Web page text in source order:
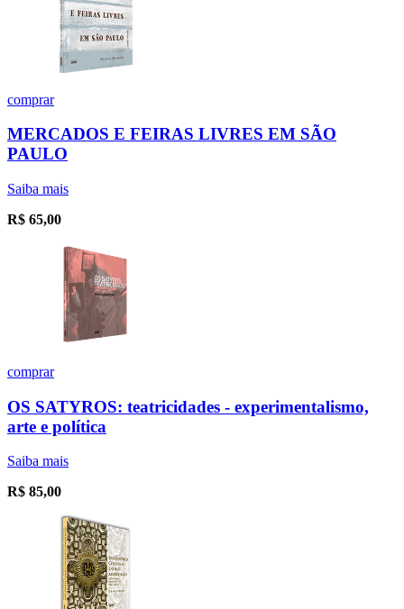
comprar
MERCADOS E FEIRAS LIVRES EM SÃO
PAULO
Saiba mais
R$ 65,00
comprar
OS SATYROS: teatricidades - experimentalismo,
arte e política
Saiba mais
R$ 85,00